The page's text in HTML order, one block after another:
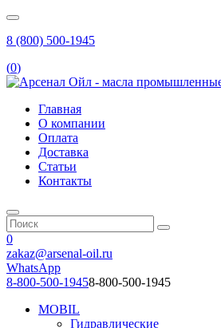
8 (800) 500-1945
(0)
Главная
О компании
Оплата
Доставка
Статьи
Контакты
0
zakaz@arsenal-oil.ru
WhatsApp
8-800-500-19458-800-500-1945
MOBIL
Гидравлические